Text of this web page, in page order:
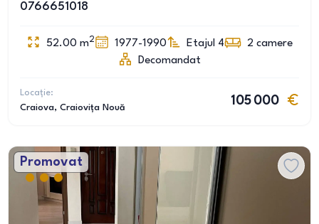
0766651018
52.00 m2 1977-1990 Etajul 4 2 camere
Decomandat
Locație:
Craiova, Craiovița Nouă
105 000
Promovat